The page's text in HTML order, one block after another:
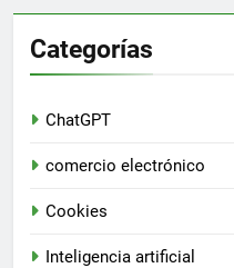
Categorías
ChatGPT
comercio electrónico
Cookies
Inteligencia artificial